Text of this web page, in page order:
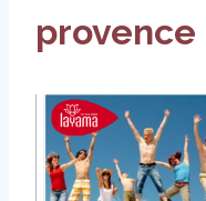
provence